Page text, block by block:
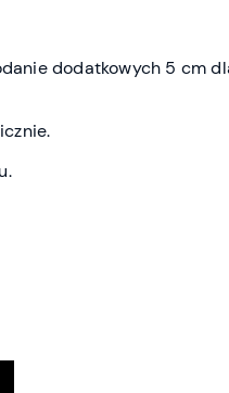
dodatkowych 5 cm